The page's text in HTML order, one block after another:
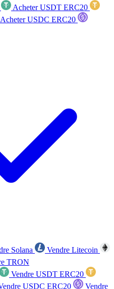
Acheter USDT ERC20
Acheter USDC ERC20
Solana
Vendre Litecoin
TRON
Vendre USDT ERC20
USDC ERC20
Vendre